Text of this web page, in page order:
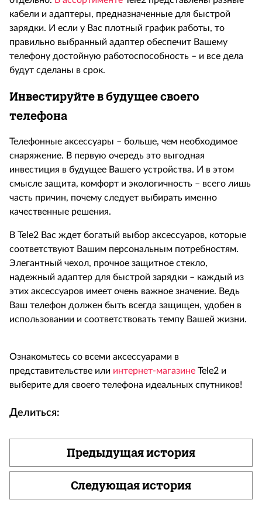
кабели и адаптеры, предназначенные для быстрой
зарядки. И если у Вас плотный график работы, то
правильно выбранный адаптер обеспечит Вашему
телефону достойную работоспособность – и все дела
будут сделаны в срок.
Инвестируйте в будущее своего
телефона
Телефонные аксессуары – больше, чем необходимое
снаряжение. В первую очередь это выгодная
инвестиция в будущее Вашего устройства. И в этом
смысле защита, комфорт и экологичность – всего лишь
часть причин, почему следует выбирать именно
качественные решения.
В Tele2 Вас ждет богатый выбор аксессуаров, которые
соответствуют Вашим персональным потребностям.
Элегантный чехол, прочное защитное стекло,
надежный адаптер для быстрой зарядки – каждый из
этих аксессуаров имеет очень важное значение. Ведь
Ваш телефон должен быть всегда защищен, удобен в
использовании и соответствовать темпу Вашей жизни.
Ознакомьтесь со всеми аксессуарами в
представительстве или интернет-магазине Tele2 и
выберите для своего телефона идеальных спутников!
Делиться:
Предыдущая история
Следующая история